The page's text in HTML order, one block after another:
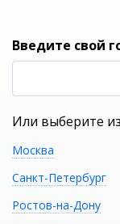
Введите свой
Или выберите
Москва
Санкт-Петербург
Ростов-на-Дону